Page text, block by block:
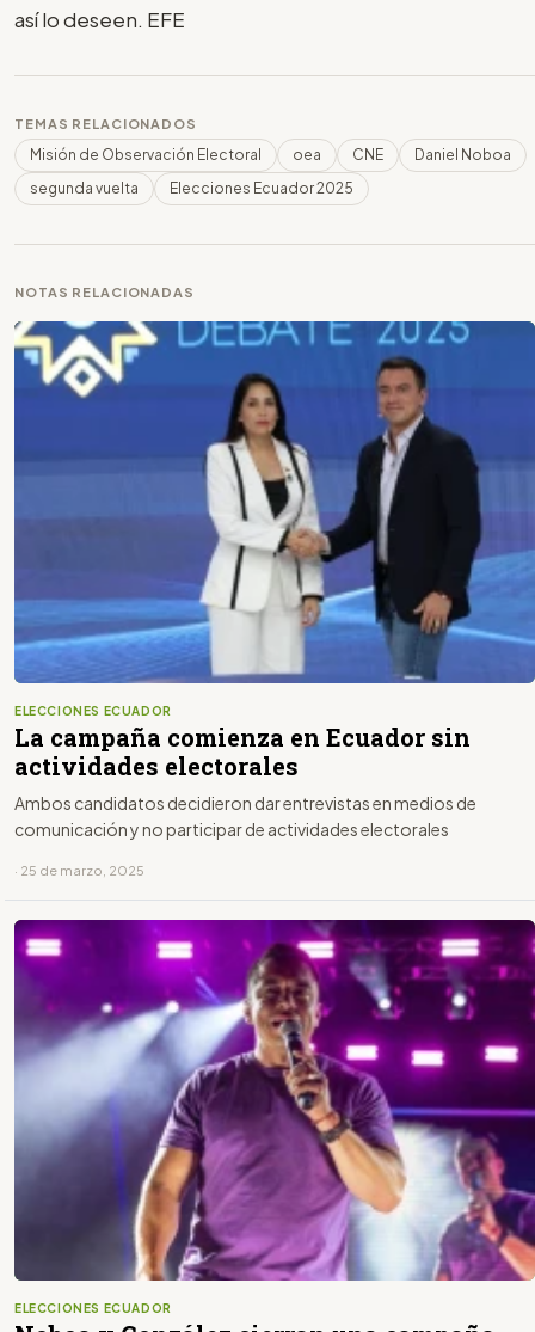
así lo deseen. EFE
TEMAS RELACIONADOS
Misión de Observación Electoral oea CNE
Daniel Noboa
segunda vuelta
Elecciones Ecuador 2025
NOTAS RELACIONADAS
ELECCIONES ECUADOR
La campaña comienza en Ecuador sin
actividades electorales
Ambos candidatos decidieron dar entrevistas en medios de
comunicación y no participar de actividades electorales
· 25 de marzo, 2025
ELECCIONES ECUADOR